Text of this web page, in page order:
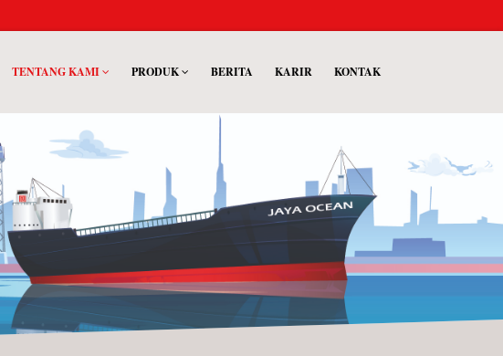
TENTANG KAMI PRODUK BERITA KARIR KONTAK